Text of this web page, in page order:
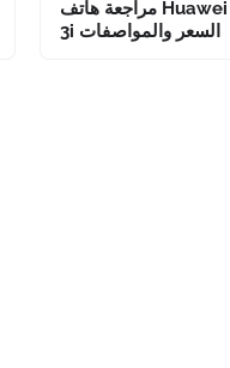
مراجعة هاتف Huawei Nova
3i السعر والمواصفات